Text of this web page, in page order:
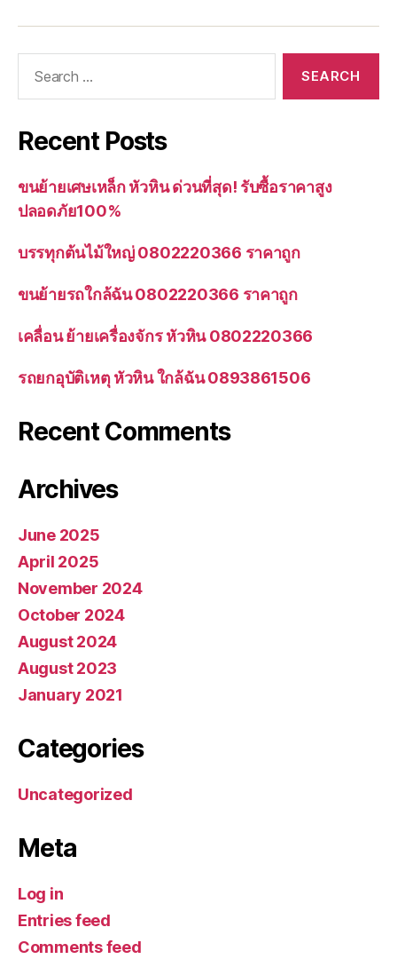
Recent Posts
ขนย้ายเศษเหล็ก หัวหิน ด่วนที่สุด! รับซื้อราคาสูง
ปลอดภัย100%
บรรทุกต้นไม้ใหญ่ 0802220366 ราคาถูก
ขนย้ายรถใกล้ฉัน 0802220366 ราคาถูก
เคลื่อน ย้ายเครื่องจักร หัวหิน 0802220366
รถยกอุบัติเหตุ หัวหิน ใกล้ฉัน 0893861506
Recent Comments
Archives
June 2025
April 2025
November 2024
October 2024
August 2024
August 2023
January 2021
Categories
Uncategorized
Meta
Log in
Entries feed
Comments feed